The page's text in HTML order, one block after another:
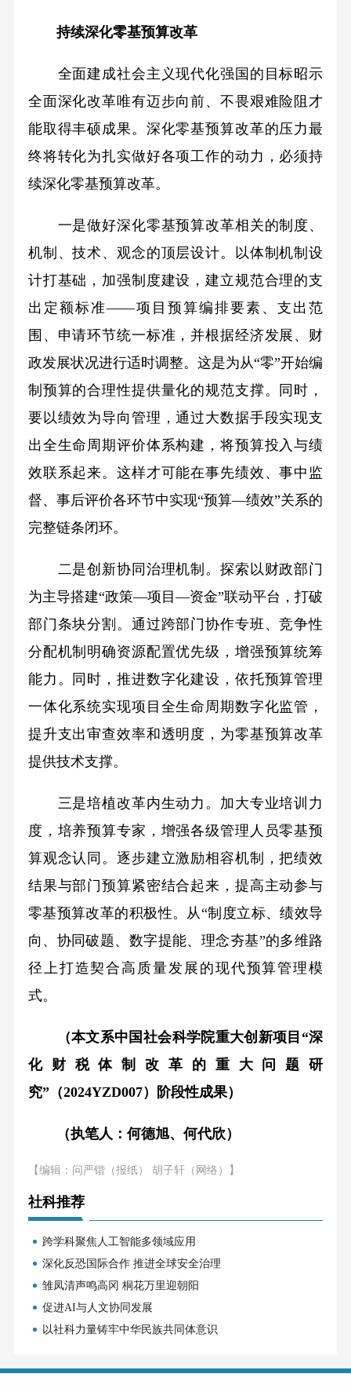
持续深化零基预算改革
全面建成社会主义现代化强国的目标昭示
全面深化改革唯有迈步向前、不畏艰难险阻才
能取得丰硕成果。深化零基预算改革的压力最
终将转化为扎实做好各项工作的动力，必须持
续深化零基预算改革。
一是做好深化零基预算改革相关的制度、
机制、技术、观念的顶层设计。以体制机制设
计打基础，加强制度建设，建立规范合理的支
出定额标准——项目预算编排要素、支出范
围、申请环节统一标准，并根据经济发展、财
政发展状况进行适时调整。这是为从“零”开始编
制预算的合理性提供量化的规范支撑。同时，
要以绩效为导向管理，通过大数据手段实现支
出全生命周期评价体系构建，将预算投入与绩
效联系起来。这样才可能在事先绩效、事中监
督、事后评价各环节中实现“预算—绩效”关系的
完整链条闭环。
二是创新协同治理机制。探索以财政部门
为主导搭建“政策—项目—资金”联动平台，打破
部门条块分割。通过跨部门协作专班、竞争性
分配机制明确资源配置优先级，增强预算统筹
能力。同时，推进数字化建设，依托预算管理
一体化系统实现项目全生命周期数字化监管，
提升支出审查效率和透明度，为零基预算改革
提供技术支撑。
三是培植改革内生动力。加大专业培训力
度，培养预算专家，增强各级管理人员零基预
算观念认同。逐步建立激励相容机制，把绩效
结果与部门预算紧密结合起来，提高主动参与
零基预算改革的积极性。从“制度立标、绩效导
向、协同破题、数字提能、理念夯基”的多维路
径上打造契合高质量发展的现代预算管理模
式。
（本文系中国社会科学院重大创新项目“深
化财税体制改革的重大问题研
究”（2024YZD007）阶段性成果）
（执笔人：何德旭、何代欣）
【编辑：问严锴（报纸） 胡子轩（网络）】
社科推荐
跨学科聚焦人工智能多领域应用
深化反恐国际合作 推进全球安全治理
雏凤清声鸣高冈 桐花万里迎朝阳
促进AI与人文协同发展
以社科力量铸牢中华民族共同体意识